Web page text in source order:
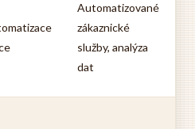
Automatizované
zákaznické
služby, analýza
dat